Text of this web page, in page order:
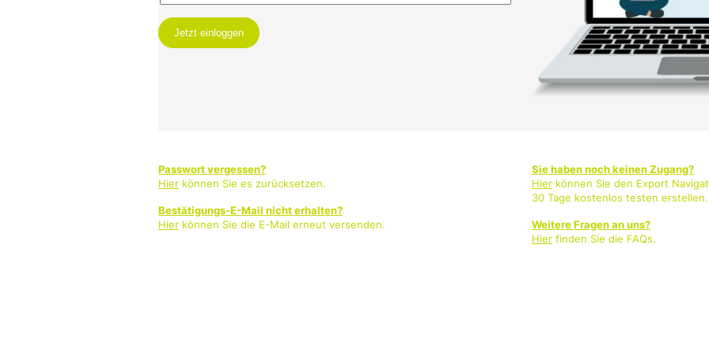
Passwort vergessen?
Hier können Sie es zurücksetzen.
Bestätigungs-E-Mail nicht erhalten?
Hier können Sie die E-Mail erneut versenden.
Sie haben noch keinen Zugang?
Hier können Sie den Export
30 Tage kostenlos testen erstellen.
Weitere Fragen an uns?
Hier finden Sie die FAQs.